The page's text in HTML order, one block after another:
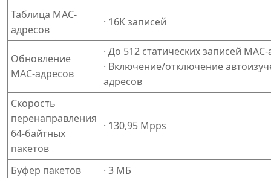
Таблица МАС-
адресов
· 16K записей
Обновление
MAC-адресов
· До 512 статических записей
· Включение/отключение
адресов
Скорость
перенаправления
64-байтных
пакетов
· 130,95 Mpps
Буфер пакетов · 3 МБ